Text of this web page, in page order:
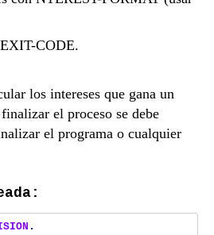
CODE.
los intereses que gana un
el proceso se debe
el programa o cualquier
.